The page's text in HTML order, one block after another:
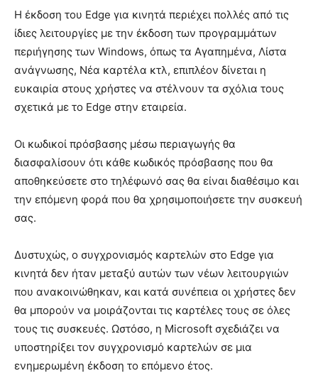
Η έκδοση του Edge για κινητά περιέχει πολλές από τις
ίδιες λειτουργίες με την έκδοση των προγραμμάτων
περιήγησης των Windows, όπως τα Αγαπημένα, Λίστα
ανάγνωσης, Νέα καρτέλα κτλ, επιπλέον δίνεται η
ευκαιρία στους χρήστες να στέλνουν τα σχόλια τους
σχετικά με το Edge στην εταιρεία.
Οι κωδικοί πρόσβασης μέσω περιαγωγής θα
διασφαλίσουν ότι κάθε κωδικός πρόσβασης που θα
αποθηκεύσετε στο τηλέφωνό σας θα είναι διαθέσιμο και
την επόμενη φορά που θα χρησιμοποιήσετε την συσκευή
σας.
Δυστυχώς, ο συγχρονισμός καρτελών στο Edge για
κινητά δεν ήταν μεταξύ αυτών των νέων λειτουργιών
που ανακοινώθηκαν, και κατά συνέπεια οι χρήστες δεν
θα μπορούν να μοιράζονται τις καρτέλες τους σε όλες
τους τις συσκευές. Ωστόσο, η Microsoft σχεδιάζει να
υποστηρίξει τον συγχρονισμό καρτελών σε μια
ενημερωμένη έκδοση το επόμενο έτος.